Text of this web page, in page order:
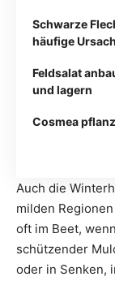
Schwarze
häufige
Feldsalat
und lagern
Cosmea
Auch die
milden
oft im Beet,
schützender
oder in Senken,